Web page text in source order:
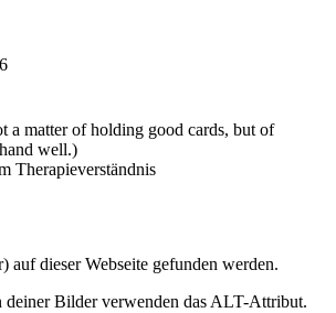
a matter of holding good cards, but of
well.)
Therapieverständnis
auf dieser Webseite gefunden werden.
deiner Bilder verwenden das ALT-Attribut.